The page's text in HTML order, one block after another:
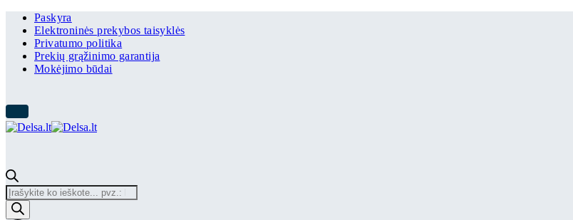
Paskyra
Elektroninės prekybos taisyklės
Privatumo politika
Prekių grąžinimo garantija
Mokėjimo būdai
Products
search